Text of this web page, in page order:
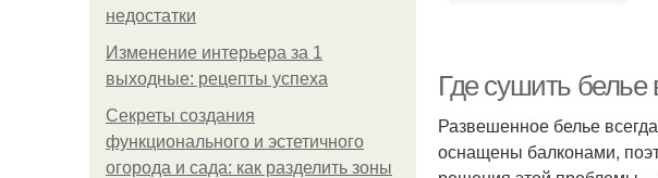
недостатки
Изменение интерьера за 1
выходные: рецепты успеха
Секреты создания
функционального и эстетичного
огорода и сада: как разделить зоны
Где сушить белье
Развешенное белье
оснащены балконами,